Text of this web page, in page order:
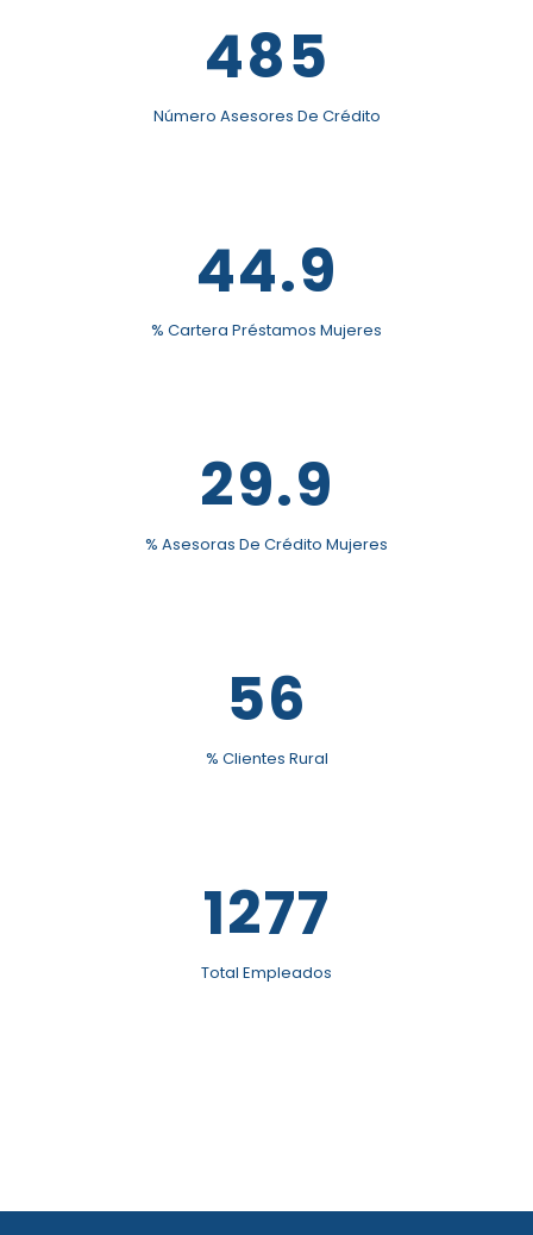
485
Número Asesores De Crédito
44.9
% Cartera Préstamos Mujeres
29.9
% Asesoras De Crédito Mujeres
56
% Clientes Rural
1277
Total Empleados